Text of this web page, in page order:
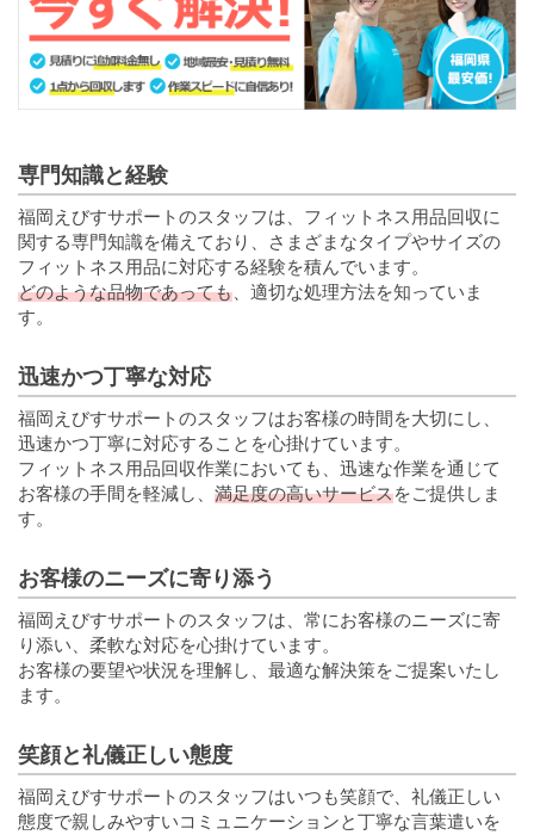
専門知識と経験
福岡えびすサポートのスタッフは、フィットネス用品回収に
関する専門知識を備えており、さまざまなタイプやサイズの
フィットネス用品に対応する経験を積んでいます。
どのような品物であっても 、適切な処理方法を知っていま
す。
迅速かつ丁寧な対応
福岡えびすサポートのスタッフはお客様の時間を大切にし、
迅速かつ丁寧に対応することを心掛けています。
フィットネス用品回収作業においても、迅速な作業を通じて
お客様の手間を軽減し、 満足度の高いサービスをご提供しま
す。
お客様のニーズに寄り添う
福岡えびすサポートのスタッフは、常にお客様のニーズに寄
り添い、柔軟な対応を心掛けています。
お客様の要望や状況を理解し、最適な解決策をご提案いたし
ます。
笑顔と礼儀正しい態度
福岡えびすサポートのスタッフはいつも笑顔で、礼儀正しい
態度で親しみやすいコミュニケーションと丁寧な言葉遣いを